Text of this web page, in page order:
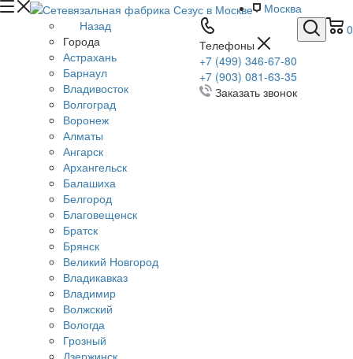
0
Телефоны
+7 (499) 346-67-80
+7 (903) 081-63-35
Заказать звонок
Москва
Назад
Города
Астрахань
Барнаул
Владивосток
Волгоград
Воронеж
Алматы
Ангарск
Архангельск
Балашиха
Белгород
Благовещенск
Братск
Брянск
Великий Новгород
Владикавказ
Владимир
Волжский
Вологда
Грозный